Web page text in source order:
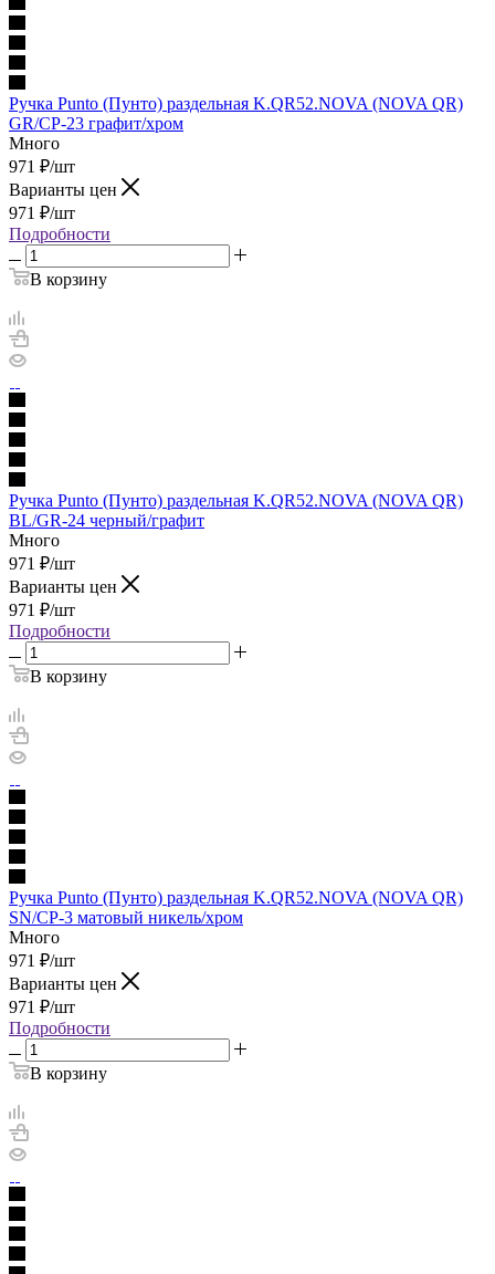
Ручка Punto (Пунто) раздельная K.QR52.NOVA (NOVA QR)
GR/CP-23 графит/хром
Много
971 ₽/шт
Варианты цен
971 ₽/шт
Подробности
В корзину
Ручка Punto (Пунто) раздельная K.QR52.NOVA (NOVA QR)
BL/GR-24 черный/графит
Много
971 ₽/шт
Варианты цен
971 ₽/шт
Подробности
В корзину
Ручка Punto (Пунто) раздельная K.QR52.NOVA (NOVA QR)
SN/CP-3 матовый никель/хром
Много
971 ₽/шт
Варианты цен
971 ₽/шт
Подробности
В корзину